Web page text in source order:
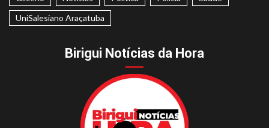
UniSalesiano Araçatuba
Birigui Notícias da Hora